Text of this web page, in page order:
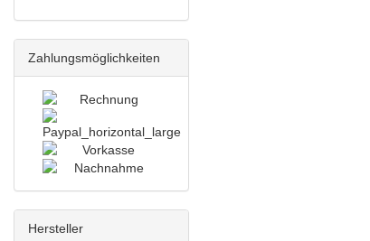
Zahlungsmöglichkeiten
Hersteller